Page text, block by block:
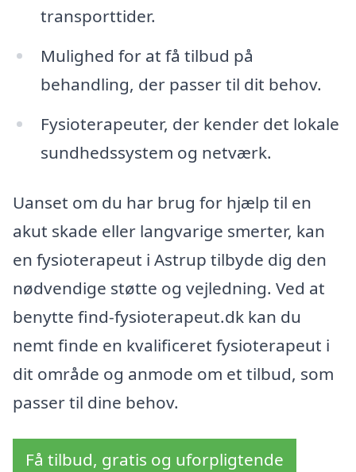
transporttider.
Mulighed for at få tilbud på
behandling, der passer til dit behov.
Fysioterapeuter, der kender det lokale
sundhedssystem og netværk.
Uanset om du har brug for hjælp til en
akut skade eller langvarige smerter, kan
en fysioterapeut i Astrup tilbyde dig den
nødvendige støtte og vejledning. Ved at
benytte find-fysioterapeut.dk kan du
nemt finde en kvalificeret fysioterapeut i
dit område og anmode om et tilbud, som
passer til dine behov.
Få tilbud, gratis og uforpligtende